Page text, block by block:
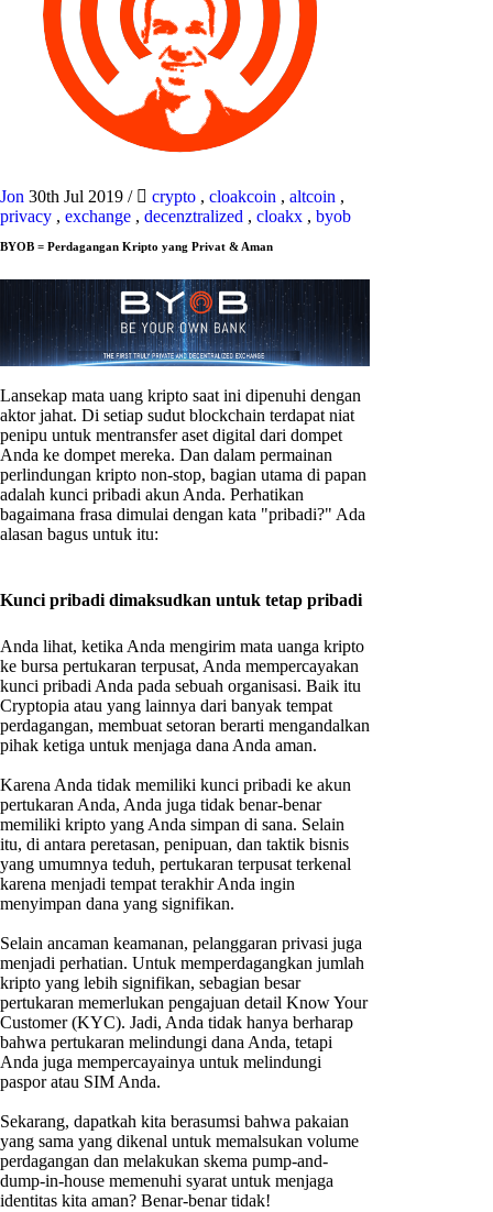
Jon 30th Jul 2019 / crypto , cloakcoin , altcoin ,
privacy , exchange , decenztralized , cloakx , byob
BYOB = Perdagangan Kripto yang Privat & Aman
Lansekap mata uang kripto saat ini dipenuhi dengan
aktor jahat. Di setiap sudut blockchain terdapat niat
penipu untuk mentransfer aset digital dari dompet
Anda ke dompet mereka. Dan dalam permainan
perlindungan kripto non-stop, bagian utama di papan
adalah kunci pribadi akun Anda. Perhatikan
bagaimana frasa dimulai dengan kata "pribadi?" Ada
alasan bagus untuk itu:
Kunci pribadi dimaksudkan untuk tetap pribadi
Anda lihat, ketika Anda mengirim mata uanga kripto
ke bursa pertukaran terpusat, Anda mempercayakan
kunci pribadi Anda pada sebuah organisasi. Baik itu
Cryptopia atau yang lainnya dari banyak tempat
perdagangan, membuat setoran berarti mengandalkan
pihak ketiga untuk menjaga dana Anda aman.
Karena Anda tidak memiliki kunci pribadi ke akun
pertukaran Anda, Anda juga tidak benar-benar
memiliki kripto yang Anda simpan di sana. Selain
itu, di antara peretasan, penipuan, dan taktik bisnis
yang umumnya teduh, pertukaran terpusat terkenal
karena menjadi tempat terakhir Anda ingin
menyimpan dana yang signifikan.
Selain ancaman keamanan, pelanggaran privasi juga
menjadi perhatian. Untuk memperdagangkan jumlah
kripto yang lebih signifikan, sebagian besar
pertukaran memerlukan pengajuan detail Know Your
Customer (KYC). Jadi, Anda tidak hanya berharap
bahwa pertukaran melindungi dana Anda, tetapi
Anda juga mempercayainya untuk melindungi
paspor atau SIM Anda.
Sekarang, dapatkah kita berasumsi bahwa pakaian
yang sama yang dikenal untuk memalsukan volume
perdagangan dan melakukan skema pump-and-
dump-in-house memenuhi syarat untuk menjaga
identitas kita aman? Benar-benar tidak!